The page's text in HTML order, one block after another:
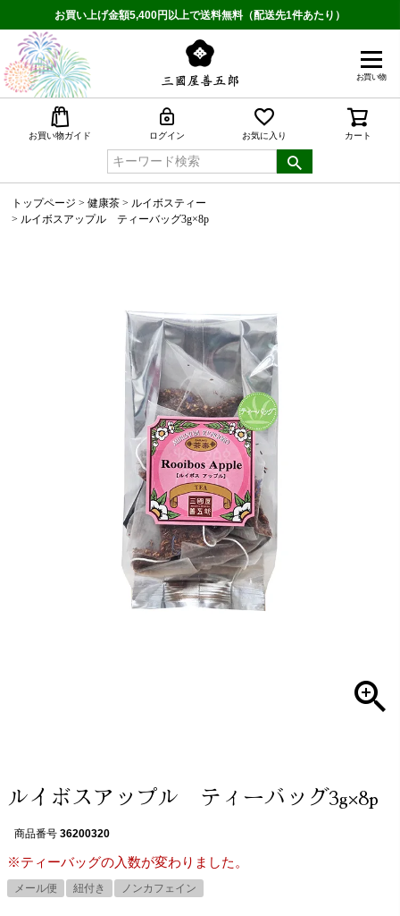
お買い上げ金額5,400円以上で送料無料（配送先1件あたり）
お買い物
お買い物ガイド ログイン お気に入り カート
トップページ 健康茶
ルイボスティー
ルイボスアップル ティーバッグ3g×8p
ルイボスアップル ティーバッグ3g×8p
商品番号 36200320
※ティーバッグの入数が変わりました。
メール便 紐付き ノンカフェイン